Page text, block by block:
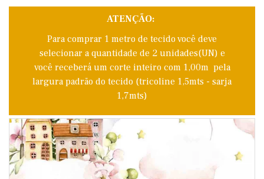
ATENÇÃO:
Para comprar 1 metro de tecido você deve
selecionar a quantidade de 2 unidades(UN) e
você receberá um corte inteiro com 1,00m pela
largura padrão do tecido (tricoline 1,5mts - sarja
1,7mts)